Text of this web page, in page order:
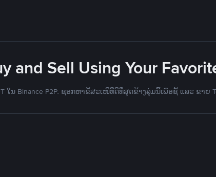
and Sell Using Your
ໃນ Binance P2P. ຊອກຫາຂໍ້ສະເໜີທີ່ດີທີ່ສຸດຂ້າງລຸ່ມນີ້ເພື່ອຊື້ ແລະ ຂາຍ